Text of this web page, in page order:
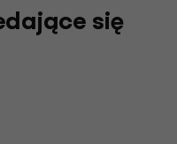
się